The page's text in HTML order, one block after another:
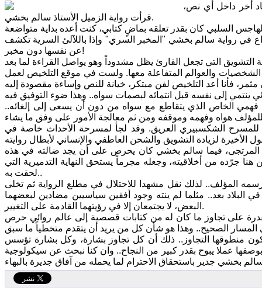
أُخر داخل أي نص،
قرأت رواية الزميل الأستاذ سالم بخشي.
في رواية سالم بخشي "المخبر السري" وإذا باللآلئ السرية تكشف
عن نفسها دون مخبر!
الشخصيات والعوالم المتفاعلة معها. ولست في موقع التلخيص لعمل
الخاص الذي يتقاطع مع سواه من دون أن يسعى إلى إلغائه..
للمسرح الشكسبيري العريق. وقد لجأ لمسرحة الأحداث خاصة في
المرتجى، فيما سالم بخشي كان يحرص على أن يجد ضالته في هذه
هنا جرّده من أخلاقيته، وجعله مجرماً يستحق النهاية التدميرية التي
لحقت به..
المؤلف.. لذلك نقل مشهدا للاحتلال في مطلع الرواية ثم تخلى
بعد.. مثلما لم ينته وجود أفقين سياسيين مضادين لبعضهما
البعض، لا يجتمعان إلا في رؤيتهما القادمة على التغيير.
على تجاوز ما كان له من كتابات قصصية إلى عالم روائي حرص
منطوقها التجاوز.. ذلك أن كل تجاوز بشارة، وكل بشارة تؤسس
عملا يبوح بقدر كبير من النجاح.. وان كنا نبحث عن سيكولوجية